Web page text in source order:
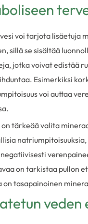
voi tarjota lisäetuja
sillä se sisältää
jotka voivat edistää
Esimerkiksi
voi auttaa
tärkeää valita
natriumpitoisuuksia,
on tarkistaa pullon
on tasapainoinen
veden